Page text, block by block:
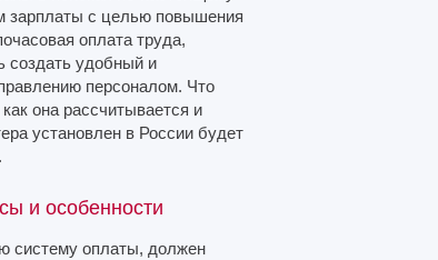
зарплаты с целью повышения
оплата труда,
создать удобный и
персоналом. Что
она рассчитывается и
установлен в России будет
и особенности
систему оплаты, должен